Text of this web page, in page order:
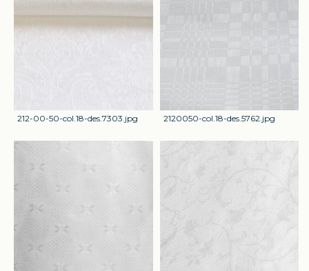
212-00-50-col.18-des.7303.jpg 2120050-col.18-des.5762.jpg